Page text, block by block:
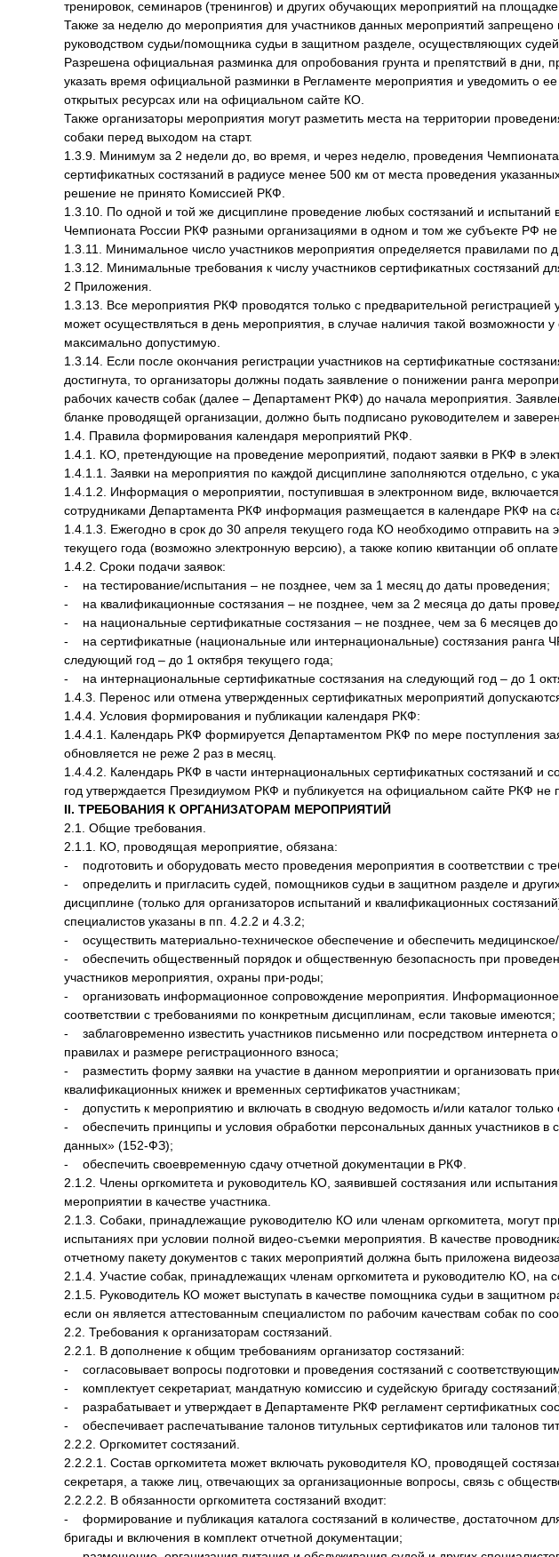
тренировок, семинаров (тренингов) и других обучающих мероприятий на
Также за неделю до мероприятия для участников данных мероприятий запрещено
руководством судьи/помощника судьи в защитном разделе, осуществляющих
Разрешена официальная разминка для опробования грунта и препятствий в
указать время официальной разминки в Регламенте мероприятия и уведомить о
открытых ресурсах или на официальном сайте КО.
Также организаторы мероприятия могут разметить места на территории
собаки перед выходом на старт.
1.3.9. Минимум за 2 недели до, во время, и через неделю, проведения
сертификатных состязаний в радиусе менее 500 км от места проведения
решение не принято Комиссией РКФ.
1.3.10. По одной и той же дисциплине проведение любых состязаний и испытаний
Чемпионата России РКФ разными организациями в одном и том же субъекте РФ не
1.3.11. Минимальное число участников мероприятия определяется правилами по
1.3.12. Минимальные требования к числу участников сертификатных состязаний
2 Приложения.
1.3.13. Все мероприятия РКФ проводятся только с предварительной
может осуществляться в день мероприятия, в случае наличия такой возможности
максимально допустимую.
1.3.14. Если после окончания регистрации участников на сертификатные
достигнута, то организаторы должны подать заявление о понижении ранга
рабочих качеств собак (далее – Департамент РКФ) до начала мероприятия.
бланке проводящей организации, должно быть подписано руководителем и
1.4. Правила формирования календаря мероприятий РКФ.
1.4.1. КО, претендующие на проведение мероприятий, подают заявки в РКФ в
1.4.1.1. Заявки на мероприятия по каждой дисциплине заполняются отдельно, с
1.4.1.2. Информация о мероприятии, поступившая в электронном виде,
сотрудниками Департамента РКФ информация размещается в календаре РКФ на
1.4.1.3. Ежегодно в срок до 30 апреля текущего года КО необходимо отправить
текущего года (возможно электронную версию), а также копию квитанции об
1.4.2. Сроки подачи заявок:
- на тестирование/испытания – не позднее, чем за 1 месяц до даты проведения;
- на квалификационные состязания – не позднее, чем за 2 месяца до даты
- на национальные сертификатные состязания – не позднее, чем за 6 месяцев
- на сертификатные (национальные или интернациональные) состязания ранга
следующий год – до 1 октября текущего года;
- на интернациональные сертификатные состязания на следующий год – до 1
1.4.3. Перенос или отмена утвержденных сертификатных мероприятий
1.4.4. Условия формирования и публикации календаря РКФ:
1.4.4.1. Календарь РКФ формируется Департаментом РКФ по мере поступления
обновляется не реже 2 раз в месяц.
1.4.4.2. Календарь РКФ в части интернациональных сертификатных состязаний и
год утверждается Президиумом РКФ и публикуется на официальном сайте РКФ не
II. ТРЕБОВАНИЯ К ОРГАНИЗАТОРАМ МЕРОПРИЯТИЙ
2.1. Общие требования.
2.1.1. КО, проводящая мероприятие, обязана:
- подготовить и оборудовать место проведения мероприятия в соответствии с
- определить и пригласить судей, помощников судьи в защитном разделе и
дисциплине (только для организаторов испытаний и квалификационных
специалистов указаны в пп. 4.2.2 и 4.3.2;
- осуществить материально-техническое обеспечение и обеспечить
- обеспечить общественный порядок и общественную безопасность при
участников мероприятия, охраны при-роды;
- организовать информационное сопровождение мероприятия.
соответствии с требованиями по конкретным дисциплинам, если таковые имеются;
- заблаговременно известить участников письменно или посредством
правилах и размере регистрационного взноса;
- разместить форму заявки на участие в данном мероприятии и организовать
квалификационных книжек и временных сертификатов участникам;
- допустить к мероприятию и включать в сводную ведомость и/или каталог
- обеспечить принципы и условия обработки персональных данных участников
данных» (152-ФЗ);
- обеспечить своевременную сдачу отчетной документации в РКФ.
2.1.2. Члены оргкомитета и руководитель КО, заявившей состязания или
мероприятии в качестве участника.
2.1.3. Собаки, принадлежащие руководителю КО или членам оргкомитета, могут
испытаниях при условии полной видео-съемки мероприятия. В качестве
отчетному пакету документов с таких мероприятий должна быть приложена
2.1.4. Участие собак, принадлежащих членам оргкомитета и руководителю КО, на
2.1.5. Руководитель КО может выступать в качестве помощника судьи в защитном
если он является аттестованным специалистом по рабочим качествам собак по
2.2. Требования к организаторам состязаний.
2.2.1. В дополнение к общим требованиям организатор состязаний:
- согласовывает вопросы подготовки и проведения состязаний с
- комплектует секретариат, мандатную комиссию и судейскую бригаду состязаний;
- разрабатывает и утверждает в Департаменте РКФ регламент сертификатных
- обеспечивает распечатывание талонов титульных сертификатов или талонов
2.2.2. Оргкомитет состязаний.
2.2.2.1. Состав оргкомитета может включать руководителя КО, проводящей
секретаря, а также лиц, отвечающих за организационные вопросы, связь с
2.2.2.2. В обязанности оргкомитета состязаний входит:
- формирование и публикация каталога состязаний в количестве, достаточном
бригады и включения в комплект отчетной документации;